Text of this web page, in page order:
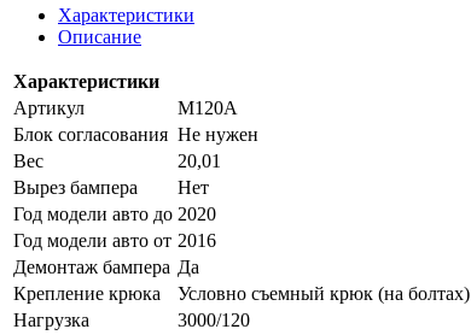
Характеристики
Описание
Характеристики
Артикул
M120A
Блок согласования Не нужен
Вес
20,01
Вырез бампера
Нет
Год модели авто до 2020
Год модели авто от 2016
Демонтаж бампера Да
Крепление крюка
Условно съемный крюк (на болтах)
Нагрузка
3000/120